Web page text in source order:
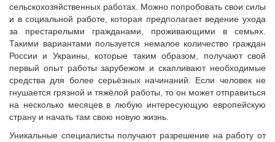
сельскохозяйственных работах. Можно попробовать свои силы
и в социальной работе, которая предполагает ведение ухода
за престарелыми гражданами, проживающими в семьях.
Такими вариантами пользуется немалое количество граждан
России и Украины, которые таким образом, получают свой
первый опыт работы зарубежом и скапливают необходимые
средства для более серьёзных начинаний. Если человек не
гнушается грязной и тяжёлой работы, то он может отправиться
на несколько месяцев в любую интересующую европейскую
страну и начать там свою новую жизнь.
Уникальные специалисты получают разрешение на работу от